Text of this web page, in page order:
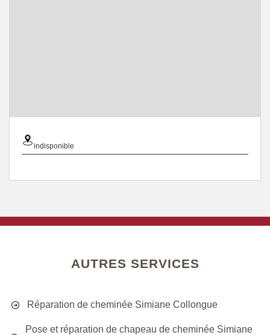
indisponible
AUTRES SERVICES
Réparation de cheminée Simiane Collongue
Pose et réparation de chapeau de cheminée Simiane